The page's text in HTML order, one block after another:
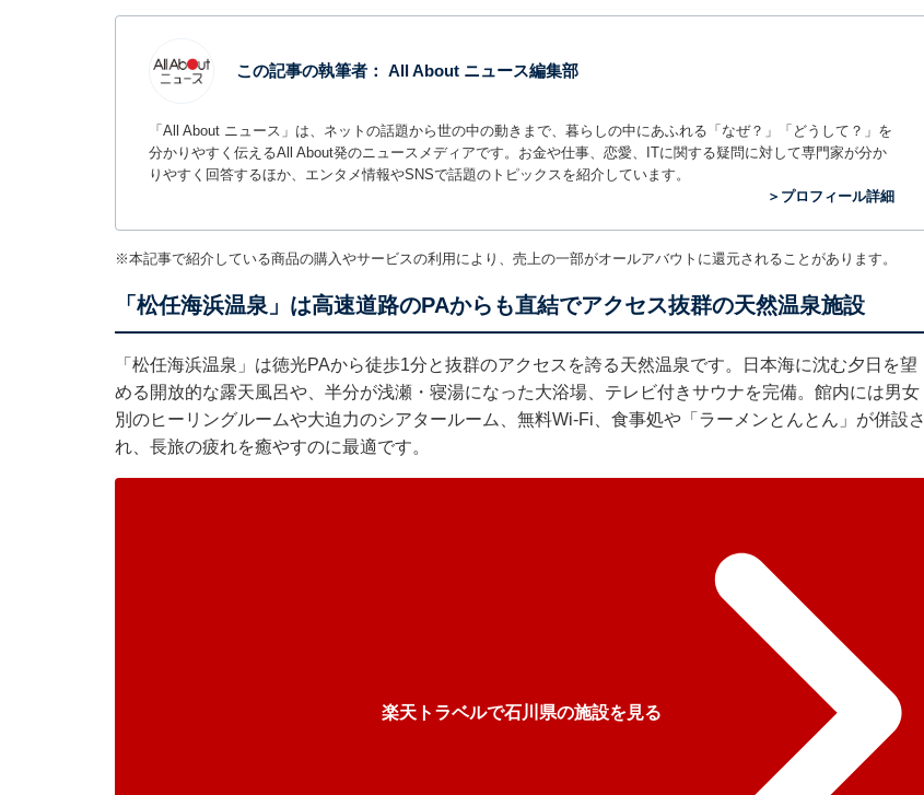
この記事の執筆者： All About ニュース編集部
「All About ニュース」は、ネットの話題から世の中の動きまで、暮らしの中にあふれる「なぜ？」「どうして？」を
分かりやすく伝えるAll About発のニュースメディアです。お金や仕事、恋愛、ITに関する疑問に対して専門家が分か
りやすく回答するほか、エンタメ情報やSNSで話題のトピックスを紹介しています。
＞プロフィール詳細
※本記事で紹介している商品の購入やサービスの利用により、売上の一部がオールアバウトに還元されることがあります。
「松任海浜温泉」は高速道路のPAからも直結でアクセス抜群の天然温泉施設
「松任海浜温泉」は徳光PAから徒歩1分と抜群のアクセスを誇る天然温泉です。日本海に沈む夕日を望
める開放的な露天風呂や、半分が浅瀬・寝湯になった大浴場、テレビ付きサウナを完備。館内には男女
別のヒーリングルームや大迫力のシアタールーム、無料Wi-Fi、食事処や「ラーメンとんとん」が併設さ
れ、長旅の疲れを癒やすのに最適です。
楽天トラベルで石川県の施設を見る